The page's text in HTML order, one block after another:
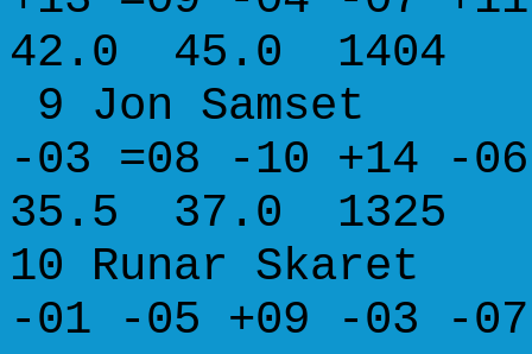
42.0 45.0 1404
9 Jon
-03 =08 -10 +14
35.5 37.0 1325
10 Runar
-01 -05 +09 -03